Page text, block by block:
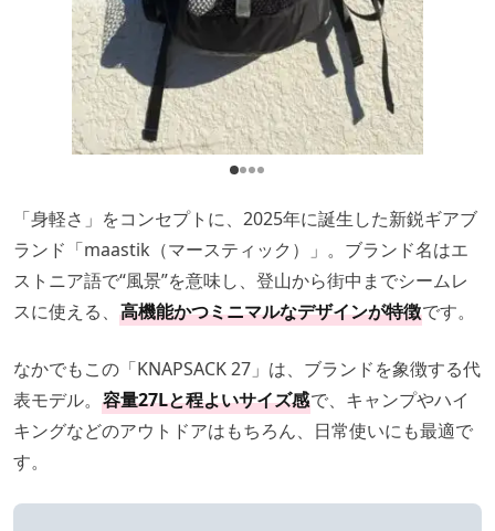
「身軽さ」をコンセプトに、2025年に誕生した新鋭ギアブ
ランド「maastik（マースティック）」。ブランド名はエ
ストニア語で“風景”を意味し、登山から街中までシームレ
スに使える、 高機能かつミニマルなデザインが特徴です。
なかでもこの「KNAPSACK 27」は、ブランドを象徴する代
表モデル。 容量27Lと程よいサイズ感で、キャンプやハイ
キングなどのアウトドアはもちろん、日常使いにも最適で
す。